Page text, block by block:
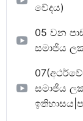
වේදය)
05 වන
සමාජීය
සමාජීය